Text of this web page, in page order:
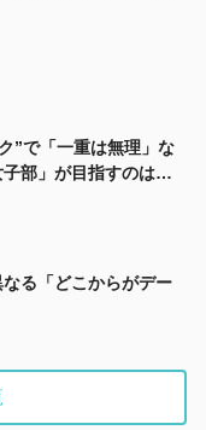
”で「一重は無理」な
部」が目指すのは、
なる「どこからがデー